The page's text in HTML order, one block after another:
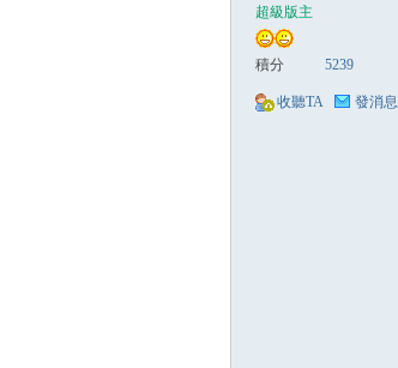
超級版主
積分 5239
收聽TA 發消息